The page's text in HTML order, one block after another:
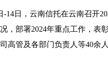
-14日，云南信托在云南召开
，部署2024年重点工作，表
高管及各部门负责人等40余人